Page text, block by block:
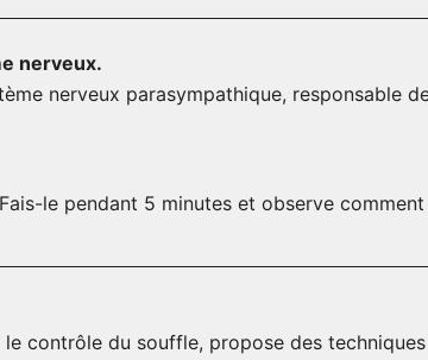
nerveux.
nerveux parasympathique, responsable
le pendant 5 minutes et observe
contrôle du souffle, propose des